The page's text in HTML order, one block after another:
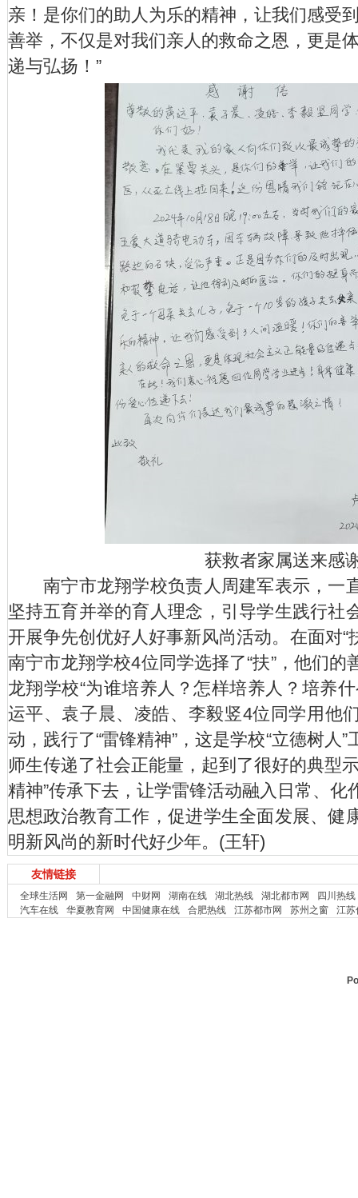
亲！是你们的助人为乐的精神，让我们感受
善举，不仅是对我们亲人的救命之恩，更是
递与弘扬！”
获救者家属送来感
南宁市龙翔学校负责人周建军表示，一
坚持五育并举的育人理念，引导学生践行社
开展争先创优好人好事新风尚活动。在面对“
南宁市龙翔学校4位同学选择了“扶”，他们
龙翔学校“为谁培养人？怎样培养人？培养
运平、袁子晨、凌皓、李毅竖4位同学用他
动，践行了“雷锋精神”，这是学校“立德树人
师生传递了社会正能量，起到了很好的典型
精神”传承下去，让学雷锋活动融入日常、化
思想政治教育工作，促进学生全面发展、健
明新风尚的新时代好少年。(王轩)
友情链接
全球生活网 第一金融网 中财网 湖南在线 湖北热线 湖北都市网
四川热线
汽车在线
华夏教育网 中国健康在线 合肥热线 江苏都市网 苏州之窗 江苏